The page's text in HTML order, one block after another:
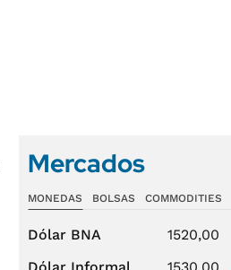
Mercados
MONEDAS BOLSAS COMMODITIES
Dólar BNA 1520,00